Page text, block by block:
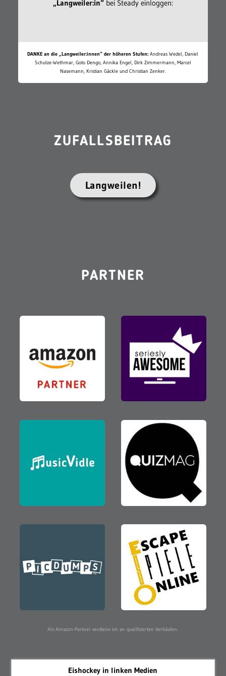
„Langweiler:in“bei Steady einloggen:
DANKE an die „Langweiler:innen“ der höheren Stufen: Andreas Wedel, Daniel
Schulze-Wethmar, Goto Dengo, Annika Engel, Dirk Zimmermann, Marcel
Nasemann, Kristian Gäckle und Christian Zenker.
ZUFALLSBEITRAG
Langweilen!
PARTNER
Als Amazon-Partner verdiene ich an qualifizierten Verkäufen.
Eishockey in linken Medien